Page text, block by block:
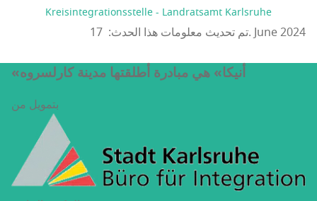
Kreisintegrationsstelle - Landratsamt Karlsruhe
تم تحديث معلومات هذا الحدث: 17. June 2024
«أنيكا» هي مبادرة أطلقتها مدينة كارلسروه
بتمويل من